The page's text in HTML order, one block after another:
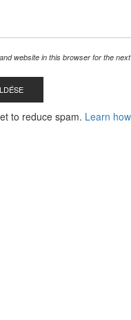
website in this browser for the
to reduce spam. Learn